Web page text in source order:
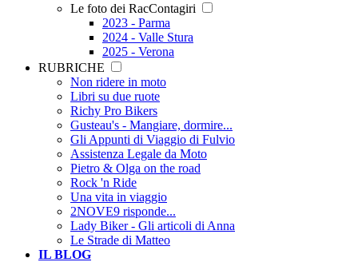
Le foto dei RacContagiri
2023 - Parma
2024 - Valle Stura
2025 - Verona
RUBRICHE
Non ridere in moto
Libri su due ruote
Richy Pro Bikers
Gusteau's - Mangiare, dormire...
Gli Appunti di Viaggio di Fulvio
Assistenza Legale da Moto
Pietro & Olga on the road
Rock 'n Ride
Una vita in viaggio
2NOVE9 risponde...
Lady Biker - Gli articoli di Anna
Le Strade di Matteo
IL BLOG